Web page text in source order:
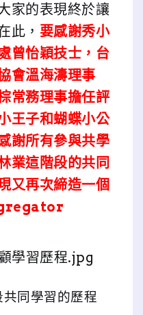
家的表現終於讓
此， 要感謝秀小
曾怡穎技士，台
會溫海濤理事
常務理事擔任評
王子和蝴蝶小公
謝所有參與共學
業這階段的共同
又再次締造一個
同學習的歷程